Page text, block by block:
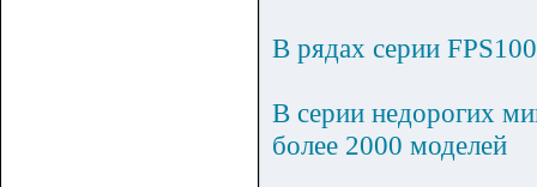
В рядах серии
В серии недорогих
более 2000 моделей